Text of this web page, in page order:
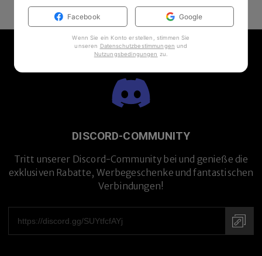
DISCORD-COMMUNITY
Tritt unserer Discord-Community bei und genieße die
exklusiven Rabatte, Werbegeschenke und fantastischen
Verbindungen!
Facebook Google
Wenn Sie ein Konto erstellen, stimmen Sie
unseren Datenschutzbestimmungen und
Nutzungsbedingungen zu.